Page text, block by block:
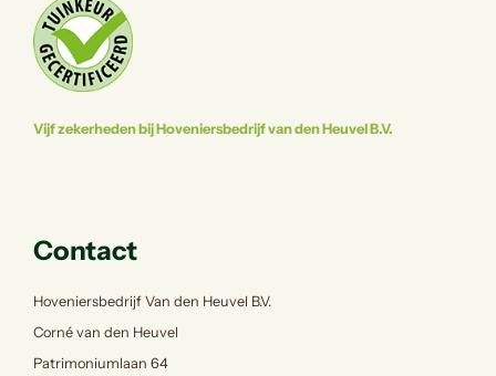
Vijf zekerheden bij Hoveniersbedrijf van den Heuvel B.V.
Contact
Hoveniersbedrijf Van den Heuvel B.V.
Corné van den Heuvel
Patrimoniumlaan 64